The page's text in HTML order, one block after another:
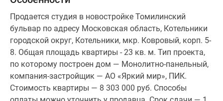
Продается студия в новостройке Томилинский
бульвар по адресу Московская область, Котельники
городской округ, Котельники, мкр. Ковровый, корп. 5-
8. Общая площадь квартиры - 23 кв. м. Тип проекта,
по которому построен дом — Монолитно-панельный,
компания-застройщик — АО «Яркий мир», ПИК.
Стоимость квартиры — 8 303 000 руб. Способы